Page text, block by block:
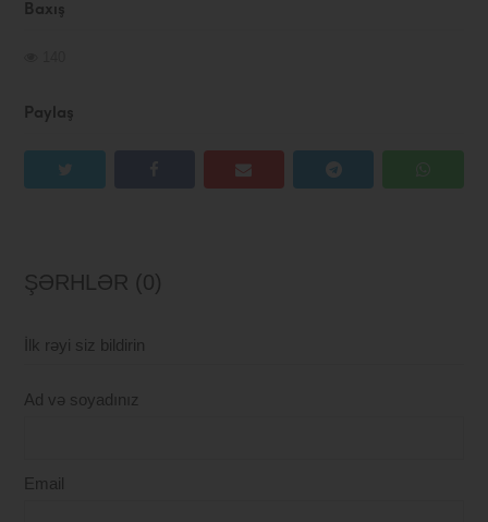
Baxış
Paylaş
ŞƏRHLƏR (0)
İlk rəyi siz bildirin
Ad və soyadınız
Email